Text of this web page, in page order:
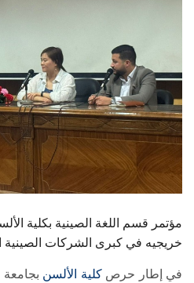
مؤتمر قسم اللغة الصينية بكلية
خريجيه في كبرى الشركات الصينية
في إطار حرصكلية الألسن